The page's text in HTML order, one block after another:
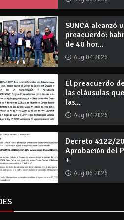
SUNCA alcanzó
preacuerdo:
de 40 hor...
Aug 04 2026
El preacuerdo
las cláusulas
las...
Aug 04 2026
Decreto 4122/
Aprobación del
+
Aug 06 2026